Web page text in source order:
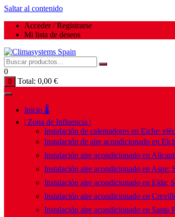
Saltar al contenido
Acceder / Registrarse
Mi lista de deseos
0
0 Total: 0,00 €
Inicio 🌡️
| Zona de Influencia |
Instalación de calentadores en Elche:
Instalación de aire acondicionado en
Instalación aire acondicionado en
Instalación aire acondicionado en
Instalación aire acondicionado en Elda:
Instalación aire acondicionado en
Instalación aire acondicionado en